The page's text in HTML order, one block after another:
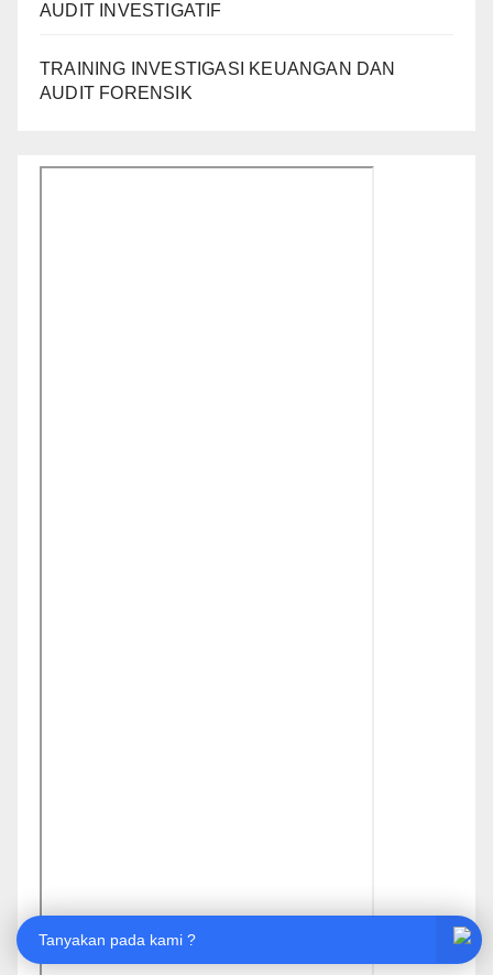
AUDIT INVESTIGATIF
TRAINING INVESTIGASI KEUANGAN DAN
AUDIT FORENSIK
Tanyakan pada kami ?